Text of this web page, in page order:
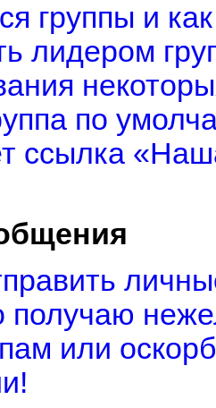
группы и
лидером
по
ссылка
получаю
или